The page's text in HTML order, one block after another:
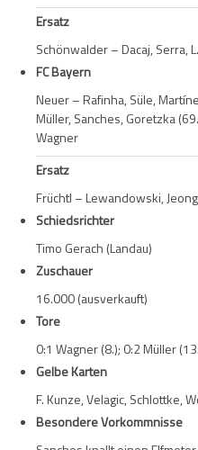
Ersatz
Schönwalder – Dacaj, Serra,
FC Bayern
Neuer – Rafinha, Süle,
Müller, Sanches, Goretzka
Wagner
Ersatz
Früchtl – Lewandowski,
Schiedsrichter
Timo Gerach (Landau)
Zuschauer
16.000 (ausverkauft)
Tore
0:1 Wagner (8.); 0:2 Müller
Gelbe Karten
F. Kunze, Velagic, Schlottke,
Besondere Vorkommnisse